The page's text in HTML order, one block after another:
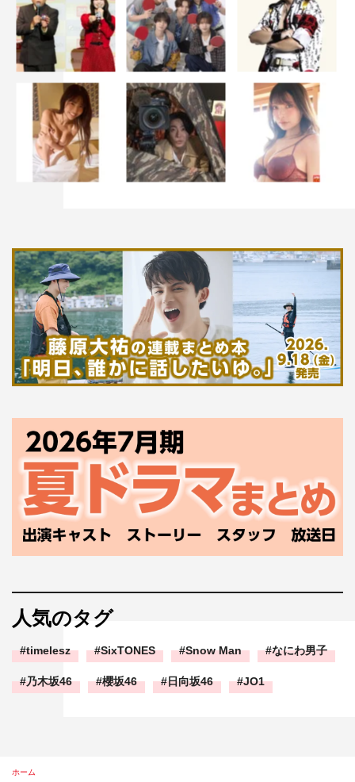
人気のタグ
timelesz SixTONES Snow Man なにわ男子
乃木坂46 櫻坂46 日向坂46 JO1
ホーム